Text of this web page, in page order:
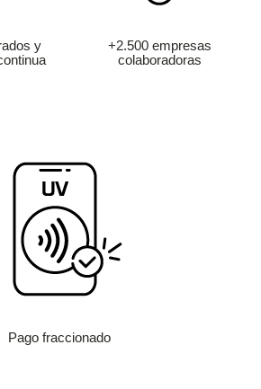
y
+2.500 empresas
colaboradoras
Pago fraccionado